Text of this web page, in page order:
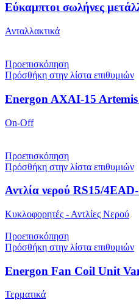
Εύκαμπτοι σωλήνες
Ανταλλακτικά
Προεπισκόπηση
Πρόσθήκη στην λίστα επιθυμιών
Energon AXAI-15
On-Off
Προεπισκόπηση
Πρόσθήκη στην λίστα επιθυμιών
Αντλία νερού RS15/
Κυκλοφορητές - Αντλίες Νερού
Προεπισκόπηση
Πρόσθήκη στην λίστα επιθυμιών
Energon Fan Coil Unit
Τερματικά